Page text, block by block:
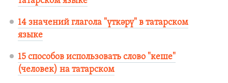
14 значений глагола "үткәрү" в татарском
языке
15 способов использовать слово "кеше"
(человек) на татарском